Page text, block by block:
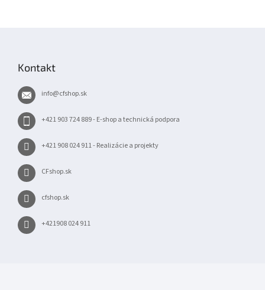
Kontakt
info@cfshop.sk
+421 903 724 889 - E-shop a technická podpora
+421 908 024 911 - Realizácie a projekty
CFshop.sk
cfshop.sk
+421908 024 911